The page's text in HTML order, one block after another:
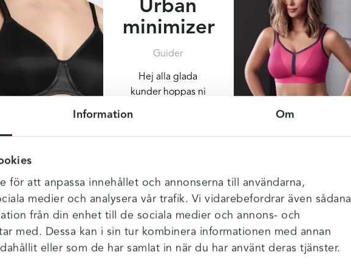
Information Om
för att anpassa innehållet och annonserna till användarna,
medier och analysera vår trafik. Vi vidarebefordrar även sådana
från din enhet till de sociala medier och annons- och
med. Dessa kan i sin tur kombinera informationen med annan
eller som de har samlat in när du har använt deras tjänster.
Urban
minimizer
Guider
Hej alla glada
kunder hoppas ni
värmen!Eftesom det
ny veckans vara. ...
Veckans
Vara –
Hedona